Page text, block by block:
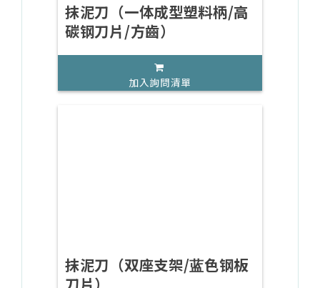
抹泥刀（一体成型塑料柄/高
碳钢刀片/方齒）
加入詢問清單
抹泥刀（双座支架/蓝色钢板